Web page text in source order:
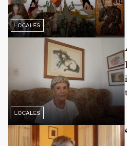
LOCALES
LOCALES